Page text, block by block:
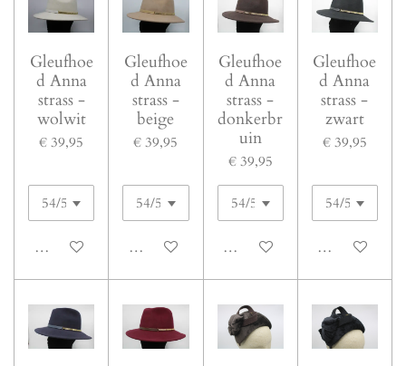
Gleufhoe
d Anna
strass -
wolwit
€ 39,95
In winkelwagen
Gleufhoe
d Anna
strass -
beige
€ 39,95
In winkelwagen
Gleufhoe
d Anna
strass -
donkerbr
uin
€ 39,95
In winkelwagen
Gleufhoe
d Anna
strass -
zwart
€ 39,95
In